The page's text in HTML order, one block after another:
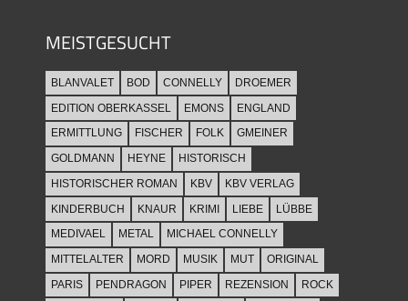
MEISTGESUCHT
BLANVALET BOD CONNELLY
DROEMER
EDITION OBERKASSEL
EMONS
ENGLAND
ERMITTLUNG
FISCHER FOLK
GMEINER
GOLDMANN
HEYNE
HISTORISCH
HISTORISCHER ROMAN
KBV
KBV VERLAG
KINDERBUCH
KNAUR KRIMI LIEBE
LÜBBE
MEDIVAEL
METAL
MICHAEL CONNELLY
MITTELALTER
MORD MUSIK MUT
ORIGINAL
PARIS
PENDRAGON PIPER REZENSION ROCK